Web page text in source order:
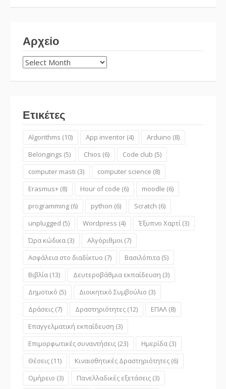
Αρχείο
Αρχείο
Ετικέτες
Algorithms (10) App inventor (4) Arduino (8)
Belongings (5) Chios (6) Code club (5)
computer masti (3) computer science (8)
Erasmus+ (8) Hour of code (6) moodle (6)
programming (6) python (6) Scratch (6)
unplugged (5) Wordpress (4) Έξυπνο Χαρτί (3)
Ώρα κώδικα (3) Αλγόριθμοι (7)
Ασφάλεια στο διαδίκτυο (7) Βασιλόπιτα (5)
Βιβλία (13) Δευτεροβάθμια εκπαίδευση (3)
Δημοτικό (5) Διοικητικό Συμβούλιο (3)
Δράσεις (7) Δραστηριότητες (12) ΕΠΑΛ (8)
Επαγγελματική εκπαίδευση (3)
Επιμορφωτικές συναντήσεις (23) Ημερίδα (3)
Θέσεις (11) Κιναισθητικές Δραστηριότητες (6)
Ομήρειο (3) Πανελλαδικές εξετάσεις (3)